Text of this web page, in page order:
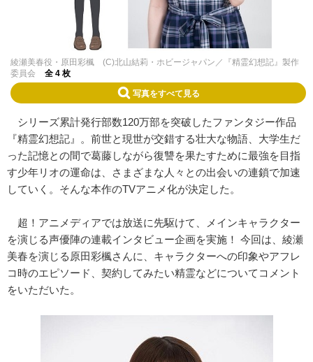
綾瀬美春役・原田彩楓 (C)北山結莉・ホビージャパン／『精霊幻想記』製作
委員会
全 4 枚
写真をすべて見る
シリーズ累計発行部数120万部を突破したファンタジー作品
『精霊幻想記』。前世と現世が交錯する壮大な物語、大学生だ
った記憶との間で葛藤しながら復讐を果たすために最強を目指
す少年リオの運命は、さまざまな人々との出会いの連鎖で加速
していく。そんな本作のTVアニメ化が決定した。
超！アニメディアでは放送に先駆けて、メインキャラクター
を演じる声優陣の連載インタビュー企画を実施！ 今回は、綾瀬
美春を演じる原田彩楓さんに、キャラクターへの印象やアフレ
コ時のエピソード、契約してみたい精霊などについてコメント
をいただいた。